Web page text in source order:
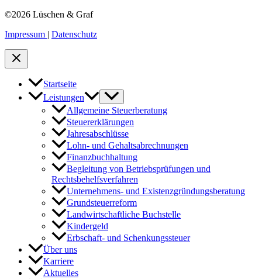
©2026 Lüschen & Graf
Impressum | Datenschutz
Startseite
Leistungen
Allgemeine Steuerberatung
Steuererklärungen
Jahresabschlüsse
Lohn- und Gehaltsabrechnungen
Finanzbuchhaltung
Begleitung von Betriebsprüfungen und
Rechtsbehelfsverfahren
Unternehmens- und Existenzgründungsberatung
Grundsteuerreform
Landwirtschaftliche Buchstelle
Kindergeld
Erbschaft- und Schenkungssteuer
Über uns
Karriere
Aktuelles